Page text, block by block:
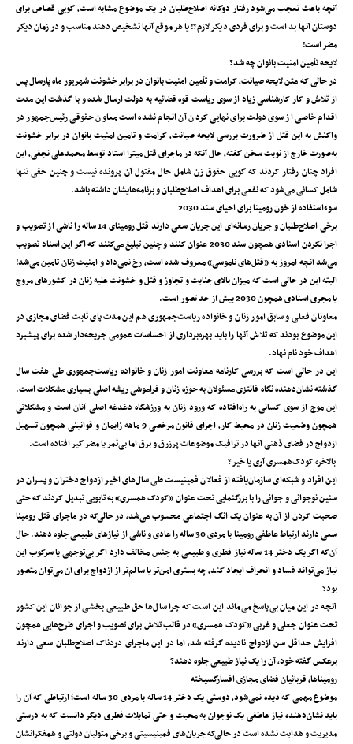
آنچه باعث تعجب می‌شود رفتار دوگانه اصلاح‌طلبان در یک موضوع مشابه است، گویی قصاص برای
دوستان آنها بد است و برای فردی دیگر لازم؟! یا هر موقع آنها تشخیص دهند مناسب و در زمان دیگر
مضر است!
لایحه تأمین امنیت بانوان چه شد؟
در حالی که متن لایحه صیانت، کرامت و تأمین امنیت بانوان در برابر خشونت شهریور ماه پارسال پس
از تلاش و کار کارشناسی زیاد از سوی ریاست قوه قضائیه به دولت ارسال شده و با گذشت این مدت
اقدام خاصی از سوی دولت برای نهایی کردن آن انجام نشده است معاون حقوقی رئیس‌جمهور در
واکنش به این قتل از ضرورت بررسی لایحه صیانت، کرامت و تامین امنیت بانوان در برابر خشونت
به‌صورت خارج از نوبت سخن گفته، حال آنکه در ماجرای قتل میترا استاد توسط محمدعلی نجفی، این
افراد چنان رفتار کردند که گویی حقوق زن شامل حال مقتول آن پرونده نیست و چنین حقی تنها
شامل کسانی می‌شود که نفعی برای اهداف اصلاح‌طلبان و برنامه‌هایشان داشته باشد.
سوءاستفاده از خون رومینا برای احیای سند 2030
برخی اصلاح‌طلبان و جریان رسانه‌ای این جریان سعی دارند قتل رومینای 14 ساله را ناشی از تصویب و
اجرا نکردن اسنادی همچون سند 2030 عنوان کنند و چنین تبلیغ می‌کنند که اگر این اسناد تصویب
می‌شد آنچه امروز به «قتل‌های ناموسی» معروف شده است، رخ نمی‌داد و امنیت زنان تامین می‌شد!
البته این در حالی است که میزان بالای جنایت و تجاوز و قتل و خشونت علیه زنان در کشورهای مروج
یا مجری اسنادی همچون 2030 بیش از حد تصور است.
معاونان فعلی و سابق امور زنان و خانواده ریاست‌جمهوری هم این مدت پای ثابت فضای مجازی در
این موضوع بودند که تلاش آنها را باید بهره‌برداری از احساسات عمومی جریحه‌دار شده برای پیشبرد
اهداف خود نام نهاد.
این در حالی است که بررسی کارنامه معاونت امور زنان و خانواده ریاست‌جمهوری طی هفت سال
گذشته نشان‌دهنده نگاه فانتزی مسئولان به حوزه زنان و فراموشی ریشه اصلی بسیاری مشکلات است.
این موج از سوی کسانی به راه‌افتاده که ورود زنان به ورزشگاه دغدغه اصلی آنان است و مشکلاتی
همچون وضعیت زنان در محیط کار، اجرای قانون مرخصی 9 ماهه زایمان و قوانینی همچون تسهیل
ازدواج در فضای ذهنی آنها در ترافیک موضوعات پرزرق و برق اما بی‌ثمر یا مضر گیر افتاده است.
بالاخره کودک‌همسری آری یا خیر؟
این افراد و شبکه‌ای سازمان‌یافته از فعالان فمینیست طی سال‌های اخیر ازدواج دختران و پسران در
سنین نوجوانی و جوانی را با بزرگنمایی تحت عنوان «کودک همسری» به تابویی تبدیل کردند که حتی
صحبت کردن از آن به عنوان یک انگ اجتماعی محسوب می‌شد، در حالی‌که در ماجرای قتل رومینا
سعی دارند ارتباط عاطفی رومینا با مردی 30 ساله را عادی و ناشی از نیازهای طبیعی جلوه دهند. حال
آن‌که اگر یک دختر 14 ساله نیاز فطری و طبیعی به جنس مخالف دارد اگر بی‌توجهی یا سرکوب این
نیاز می‌تواند فساد و انحراف ایجاد کند، چه بستری امن‌تر یا سالم‌تر از ازدواج برای آن می‌توان متصور
بود؟
آنچه در این میان بی‌پاسخ می‌ماند این است که چرا سال‌ها حق طبیعی بخشی از جوانان این کشور
تحت عنوان جعلی و غربی «کودک همسری» در قالب تلاش برای تصویب و اجرای طرح‌هایی همچون
افزایش حداقل سن ازدواج نادیده گرفته شد، اما در این ماجرای دردناک اصلاح‌طلبان سعی دارند
برعکس گفته خود، آن را یک نیاز طبیعی جلوه دهند؟
رومیناها، قربانیان فضای مجازی افسارگسیخته
موضوع مهمی که دیده نمی‌شود، دوستی یک دختر 14 ساله با مردی 30 ساله است؛ ارتباطی که آن را
باید نشان‌دهنده نیاز عاطفی یک نوجوان به محبت و حتی تمایلات فطری دیگر دانست که به درستی
مدیریت و هدایت نشده است در حالی‌که جریان‌های فمینیسیتی و برخی متولیان دولتی و همفکرانشان